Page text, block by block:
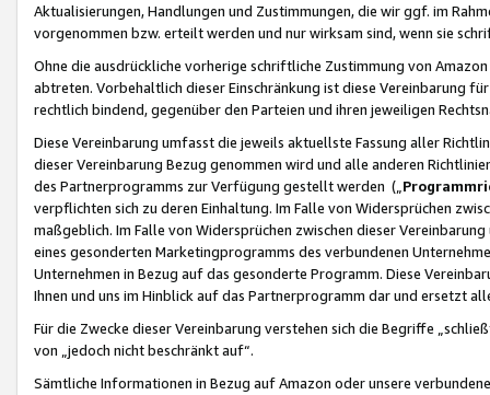
Aktualisierungen, Handlungen und Zustimmungen, die wir ggf. im
vorgenommen bzw. erteilt werden und nur wirksam sind, wenn sie
Ohne die ausdrückliche vorherige schriftliche Zustimmung von
abtreten. Vorbehaltlich dieser Einschränkung ist diese Vereinbarung
rechtlich bindend, gegenüber den Parteien und ihren jeweiligen
Diese Vereinbarung umfasst die jeweils aktuellste Fassung aller
dieser Vereinbarung Bezug genommen wird und alle anderen
des Partnerprogramms zur Verfügung gestellt werden („
verpflichten sich zu deren Einhaltung. Im Falle von Widersprüchen
maßgeblich. Im Falle von Widersprüchen zwischen dieser
eines gesonderten Marketingprogramms des verbundenen
Unternehmen in Bezug auf das gesonderte Programm. Diese
Ihnen und uns im Hinblick auf das Partnerprogramm dar und ersetzt
Für die Zwecke dieser Vereinbarung verstehen sich die Begriffe
von „jedoch nicht beschränkt auf“.
Sämtliche Informationen in Bezug auf Amazon oder unsere